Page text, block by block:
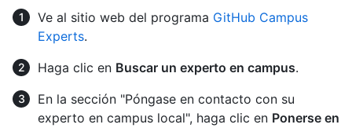
Ve al sitio web del programa GitHub Campus
Experts.
Haga clic en Buscar un experto en campus.
En la sección "Póngase en contacto con su
experto en campus local", haga clic en Ponerse en